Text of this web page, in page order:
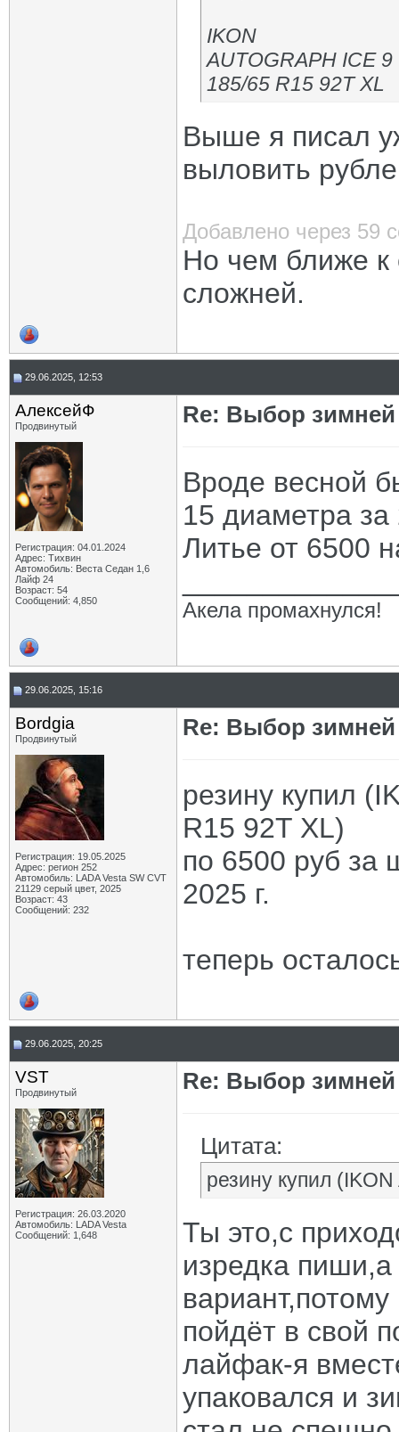
IKON
AUTOGRAPH ICE 9
185/65 R15 92T XL
Выше я писал
выловить
Добавлено через 59
Но чем ближе к
сложней.
29.06.2025, 12:53
АлексейФ
Продвинутый
Регистрация: 04.01.2024
Адрес: Тихвин
Автомобиль: Веста Седан 1,6
Лайф 24
Возраст: 54
Сообщений: 4,850
Re: Выбор
Вроде весной
15 диаметра
Литье от 6500
Акела промахнулся!
29.06.2025, 15:16
Bordgia
Продвинутый
Регистрация: 19.05.2025
Адрес: регион 252
Автомобиль: LADA Vesta SW CVT
21129 серый цвет, 2025
Возраст: 43
Сообщений: 232
Re: Выбор
резину купил
R15 92T XL)
по 6500 руб за
2025 г.
теперь
29.06.2025, 20:25
VST
Продвинутый
Регистрация: 26.03.2020
Автомобиль: LADA Vesta
Сообщений: 1,648
Re: Выбор
Цитата:
резину купил
Ты это,с
изредка пиши,а
пойдёт в свой
лайфак-я
упаковался и